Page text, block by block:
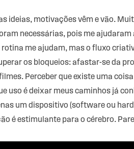
ideias, motivações vêm e vão.
necessárias, pois me ajudaram
me ajudam, mas o fluxo
os bloqueios: afastar-se da
Perceber que existe uma
uso é deixar meus caminhos já
um dispositivo (software ou
é estimulante para o cérebro.